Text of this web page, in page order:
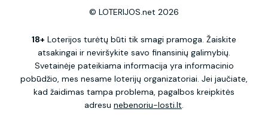
© LOTERIJOS.net 2026
18+ Loterijos turėtų būti tik smagi pramoga. Žaiskite
atsakingai ir neviršykite savo finansinių galimybių.
Svetainėje pateikiama informacija yra informacinio
pobūdžio, mes nesame loterijų organizatoriai. Jei jaučiate,
kad žaidimas tampa problema, pagalbos kreipkitės
adresu nebenoriu-losti.lt